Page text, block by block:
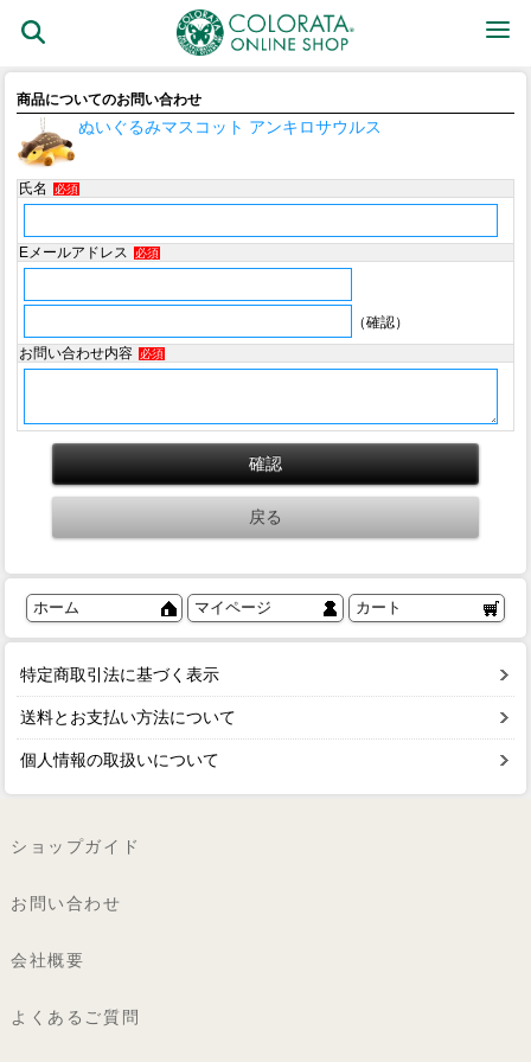
商品についてのお問い合わせ
ぬいぐるみマスコット アンキロサウルス
氏名 必須
Eメールアドレス 必須
（確認）
お問い合わせ内容 必須
ホーム マイページ カート
特定商取引法に基づく表示
送料とお支払い方法について
個人情報の取扱いについて
ショップガイド
お問い合わせ
会社概要
よくあるご質問